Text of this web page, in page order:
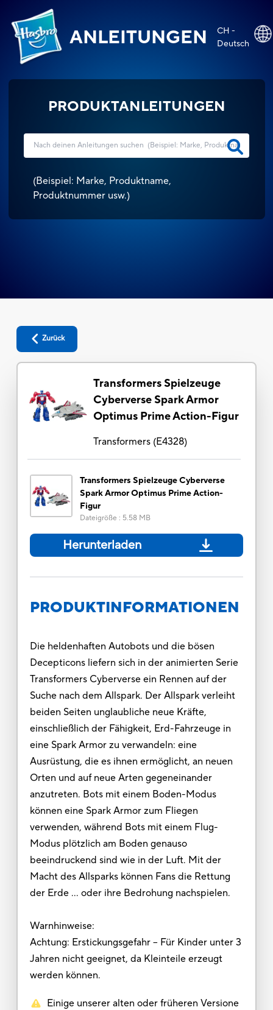
ANLEITUNGEN
CH -
Deutsch
PRODUKTANLEITUNGEN
(Beispiel: Marke, Produktname,
Produktnummer usw.)
Zurück
Transformers Spielzeuge
Cyberverse Spark Armor
Optimus Prime Action-Figur
Transformers(E4328)
Transformers Spielzeuge Cyberverse
Spark Armor Optimus Prime Action-
Figur
Dateigröße : 5.58 MB
Herunterladen
PRODUKTINFORMATIONEN
Die heldenhaften Autobots und die bösen
Decepticons liefern sich in der animierten Serie
Transformers Cyberverse ein Rennen auf der
Suche nach dem Allspark. Der Allspark verleiht
beiden Seiten unglaubliche neue Kräfte,
einschließlich der Fähigkeit, Erd-Fahrzeuge in
eine Spark Armor zu verwandeln: eine
Ausrüstung, die es ihnen ermöglicht, an neuen
Orten und auf neue Arten gegeneinander
anzutreten. Bots mit einem Boden-Modus
können eine Spark Armor zum Fliegen
verwenden, während Bots mit einem Flug-
Modus plötzlich am Boden genauso
beeindruckend sind wie in der Luft. Mit der
Macht des Allsparks können Fans die Rettung
der Erde … oder ihre Bedrohung nachspielen.
Warnhinweise:
Achtung: Erstickungsgefahr – Für Kinder unter 3
Jahren nicht geeignet, da Kleinteile erzeugt
werden können.
Einige unserer alten oder früheren Versione